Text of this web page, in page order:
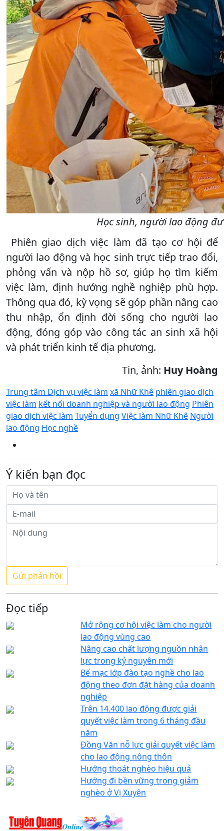
Học sinh, người lao động
Phiên giao dịch việc làm đã tạo cơ hội để
người lao động và học sinh trực tiếp trao đổi,
phỏng vấn và nộp hồ sơ, giúp họ tìm kiếm
việc làm, định hướng nghề nghiệp phù hợp.
Thông qua đó, kỳ vọng sẽ góp phần nâng cao
thu nhập, ổn định đời sống cho người lao
động, đóng góp vào công tác an sinh xã hội
và phát triển kinh tế địa phương.
Tin, ảnh: Huy Hoàng
Trung tâm Dịch vụ việc làm xã Nhữ Khê phiên giao dịch
việc làm kết nối doanh nghiệp và người lao động Phiên
giao dịch việc làm Tuyển dụng Việc làm Nhữ Khê Người
lao động Học nghề
Ý kiến bạn đọc
Đọc tiếp
Mở rộng cơ hội việc làm cho người
lao động vùng cao
Nâng cao chất lượng nguồn nhân
lực trong kỷ nguyên mới
Bế mạc lớp đào tạo nghề cho lao
động theo đơn đặt hàng của doanh
nghiệp
Trên 14.400 lao động được giải
quyết việc làm trong 6 tháng đầu
năm
Đồng Văn nỗ lực giải quyết việc làm
cho lao động nông thôn
Hướng thoát nghèo hiệu quả
Hướng đi bền vững trong giảm
nghèo ở Vị Xuyên